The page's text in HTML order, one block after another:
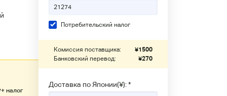
+ налог
Потребительский налог
Комиссия поставщика: ¥1500
Банковский перевод:
¥270
Доставка по Японии(¥): *